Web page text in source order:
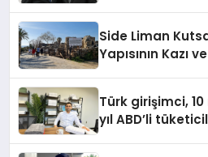
Side Liman
Yapısının Kazı
Türk girişimci,
yıl ABD’li